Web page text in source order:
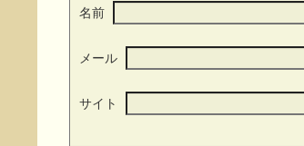
名前
メール
サイト